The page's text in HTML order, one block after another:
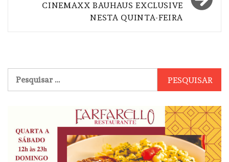
CINEMAXX BAUHAUS EXCLUSIVE
NESTA QUINTA-FEIRA
por: